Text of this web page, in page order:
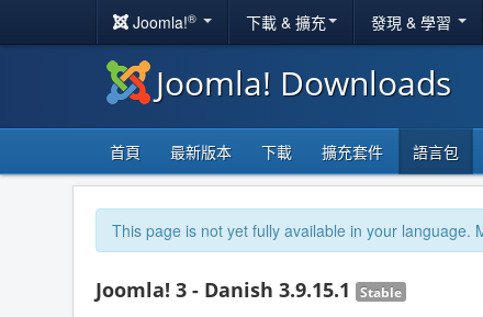
Joomla!® 下載 & 擴充 發現 & 學習
Joomla! Downloads
首頁 最新版本 下載 擴充套件 語言包
This page is not yet fully available in your
Joomla! 3 - Danish 3.9.15.1 Stable